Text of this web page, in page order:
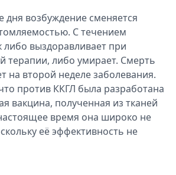
дня возбуждение сменяется
С течением
либо выздоравливает при
либо умирает. Смерть
на второй неделе заболевания.
против ККГЛ была разработана
вакцина, полученная из тканей
время она широко не
её эффективность не